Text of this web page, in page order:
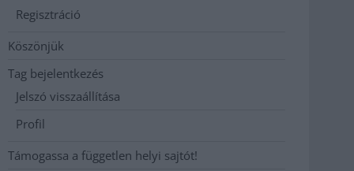
Regisztráció
Köszönjük
Tag bejelentkezés
Jelszó visszaállítása
Profil
Támogassa a független helyi sajtót!